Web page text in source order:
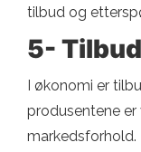
tilbud og
5- Tilbud
I økonomi er
produsentene er
markedsforhold.